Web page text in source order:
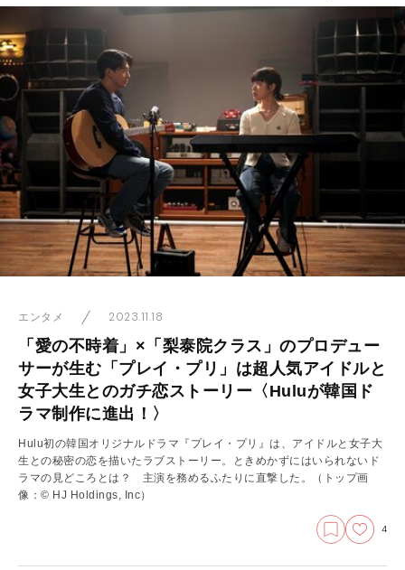
Mute
エンタメ 2023.11.18
「愛の不時着」×「梨泰院クラス」のプロデュー
サーが生む「プレイ・プリ」は超人気アイドルと
女子大生とのガチ恋ストーリー〈Huluが韓国ド
ラマ制作に進出！〉
Hulu初の韓国オリジナルドラマ『プレイ・プリ』は、アイドルと女子大
生との秘密の恋を描いたラブストーリー。ときめかずにはいられないド
ラマの見どころとは？ 主演を務めるふたりに直撃した。（トップ画
像：© HJ Holdings, Inc）
4